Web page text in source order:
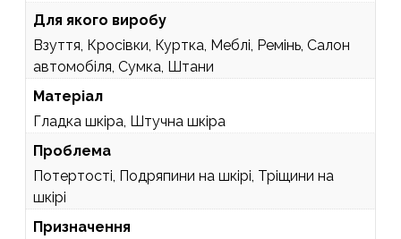
Для якого виробу
Взуття, Кросівки, Куртка, Меблі, Ремінь, Салон
автомобіля, Сумка, Штани
Матеріал
Гладка шкіра, Штучна шкіра
Проблема
Потертості, Подряпини на шкірі, Тріщини на
шкірі
Призначення